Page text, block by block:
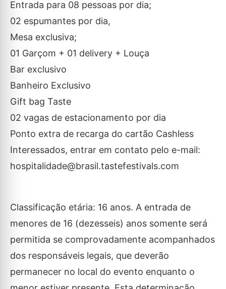
Entrada para 08 pessoas por dia;
02 espumantes por dia,
Mesa exclusiva;
01 Garçom + 01 delivery + Louça
Bar exclusivo
Banheiro Exclusivo
Gift bag Taste
02 vagas de estacionamento por dia
Ponto extra de recarga do cartão Cashless
Interessados, entrar em contato pelo e-mail:
hospitalidade@brasil.tastefestivals.com
Classificação etária: 16 anos. A entrada de
menores de 16 (dezesseis) anos somente será
permitida se comprovadamente acompanhados
dos responsáveis legais, que deverão
permanecer no local do evento enquanto o